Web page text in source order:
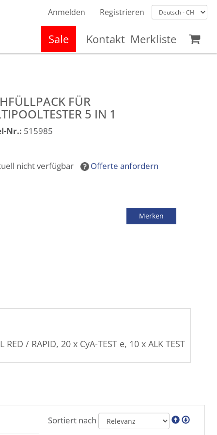
Anmelden Registrieren
Sale Kontakt Merkliste
FÜR
5 IN 1
Nr.: 515985
nicht verfügbar Offerte anfordern
/ RAPID, 20 x CyA-TEST e, 10 x ALK TEST
Sortiert nach